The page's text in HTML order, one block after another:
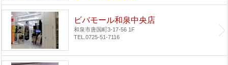
ビバモール和泉中央店
和泉市唐国町3-17-56 1F
TEL.0725-51-7116